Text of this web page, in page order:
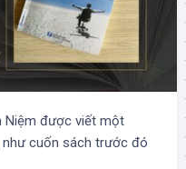
Niệm được viết một
như cuốn sách trước đó